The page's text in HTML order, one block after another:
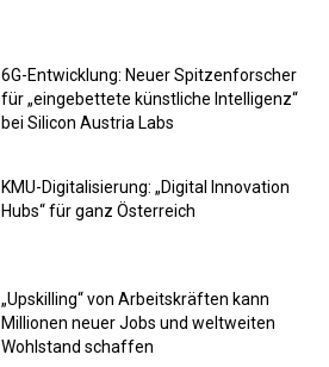
6G-Entwicklung: Neuer Spitzenforscher
für „eingebettete künstliche Intelligenz“
bei Silicon Austria Labs
KMU-Digitalisierung: „Digital Innovation
Hubs“ für ganz Österreich
„Upskilling“ von Arbeitskräften kann
Millionen neuer Jobs und weltweiten
Wohlstand schaffen